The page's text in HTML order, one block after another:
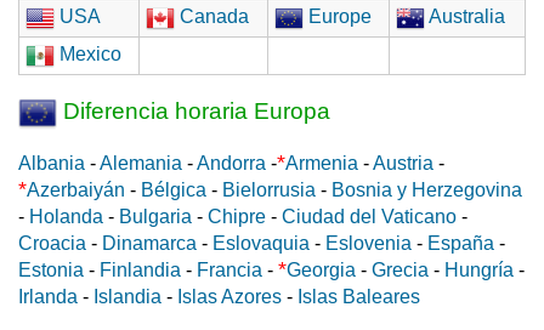
USA Canada Europe
Australia
Mexico
Diferencia horaria Europa
Albania -Alemania -Andorra -*Armenia -Austria -
*Azerbaiyán - Bélgica - Bielorrusia - Bosnia y Herzegovina
- Holanda - Bulgaria - Chipre - Ciudad del Vaticano -
Croacia - Dinamarca - Eslovaquia - Eslovenia - España -
Estonia - Finlandia - Francia - *Georgia - Grecia - Hungría -
Irlanda - Islandia - Islas Azores - Islas Baleares